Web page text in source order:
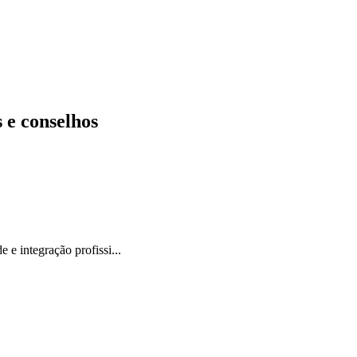
conselhos
e integração profissi...